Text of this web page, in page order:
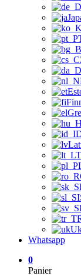
Whatsapp
0
Panier